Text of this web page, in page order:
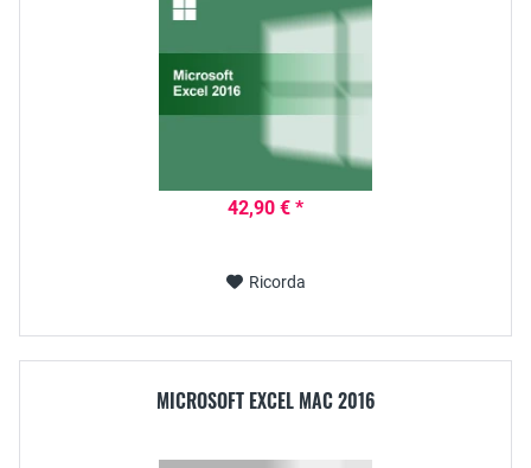
42,90 € *
Ricorda
MICROSOFT EXCEL MAC 2016